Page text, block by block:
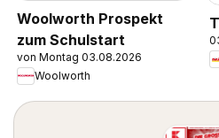
Woolworth Prospekt
zum Schulstart
von Montag 03.08.2026
Woolworth